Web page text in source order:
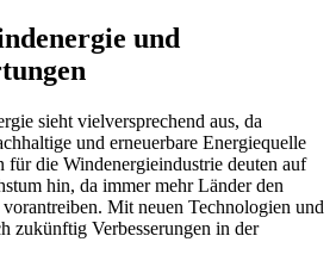
und
sieht vielversprechend aus, da
und erneuerbare Energiequelle
für die Windenergieindustrie deuten auf
hin, da immer mehr Länder den
Mit neuen Technologien und
zukünftig Verbesserungen in der